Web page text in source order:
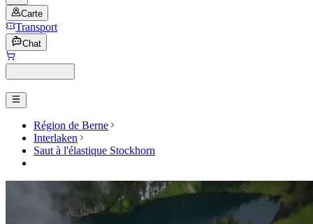
Carte
Transport
Chat
Région de Berne
Interlaken
Saut à l'élastique Stockhorn